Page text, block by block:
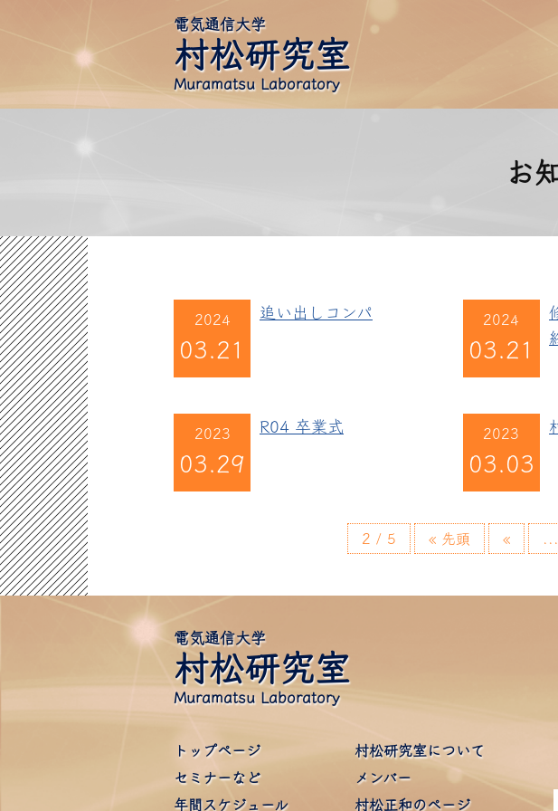
電気通信大学
村松研究室
Muramatsu Laboratory
お
2024
03.21
追い出しコンパ 2024
03.21
2023
03.29
R04 卒業式 2023
03.03
2 / 5 « 先頭 «
電気通信大学
村松研究室
Muramatsu Laboratory
トップページ
村松研究室について
セミナーなど
メンバー
年間スケジュール
村松正和のページ